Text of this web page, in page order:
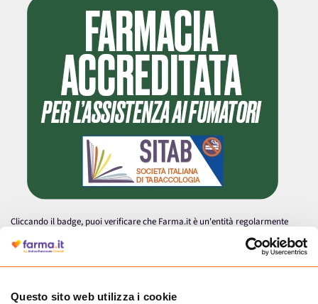
Questo sito web utilizza i cookie
Cliccando il badge, puoi verificare che Farma.it è un'entità regolarmente
autorizzata dal Ministero della Salute a effettuare la vendita online di
medicinali.